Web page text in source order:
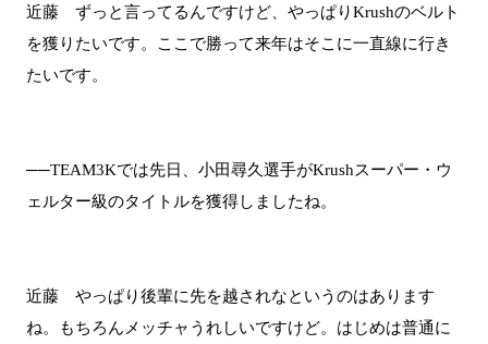
近藤 ずっと言ってるんですけど、やっぱりKrushのベルト
を獲りたいです。ここで勝って来年はそこに一直線に行き
たいです。
──TEAM3Kでは先日、小田尋久選手がKrushスーパー・ウ
ェルター級のタイトルを獲得しましたね。
近藤 やっぱり後輩に先を越されなというのはあります
ね。もちろんメッチャうれしいですけど。はじめは普通に